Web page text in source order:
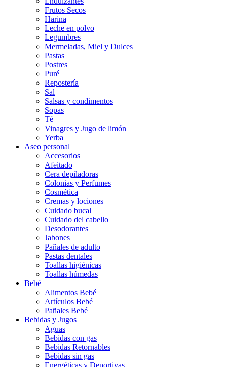
Frutos Secos
Harina
Leche en polvo
Legumbres
Mermeladas, Miel y Dulces
Pastas
Postres
Puré
Repostería
Sal
Salsas y condimentos
Sopas
Té
Vinagres y Jugo de limón
Yerba
Aseo personal
Accesorios
Afeitado
Cera depiladoras
Colonias y Perfumes
Cosmética
Cremas y lociones
Cuidado bucal
Cuidado del cabello
Desodorantes
Jabones
Pañales de adulto
Pastas dentales
Toallas higiénicas
Toallas húmedas
Bebé
Alimentos Bebé
Artículos Bebé
Pañales Bebé
Bebidas y Jugos
Aguas
Bebidas con gas
Bebidas Retornables
Bebidas sin gas
Energéticas y Deportivas